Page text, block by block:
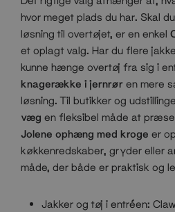
hvor meget plads du har. Skal
løsning til overtøjet, er en enkel
et oplagt valg. Har du flere
kunne hænge overtøj fra sig i
knagerække i jernrør en mere
løsning. Til butikker og
væg en fleksibel måde at
Jolene ophæng med kroge er
køkkenredskaber, gryder eller
måde, der både er praktisk og
Jakker og tøj i entréen: